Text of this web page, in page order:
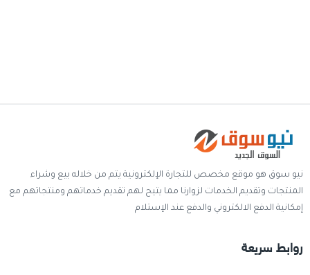
نيو سوق هو موقع مخصص للتجارة الإلكترونية يتم من خلاله بيع وشراء
المنتجات وتقديم الخدمات لزوارنا مما يتيح لهم تقديم خدماتهم ومنتجاتهم مع
إمكانية الدفع الالكتروني والدفع عند الإستلام
روابط سريعة